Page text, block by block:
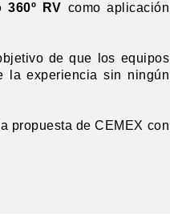
RV como aplicación
de que los equipos
la experiencia sin ningún
propuesta de CEMEX con